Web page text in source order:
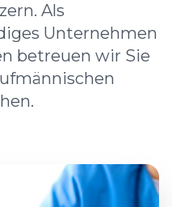
Als
Unternehmen
betreuen wir Sie